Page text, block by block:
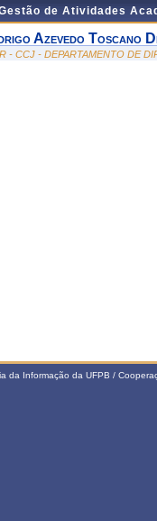
de Atividades
Azevedo Toscano
- CCJ - DEPARTAMENTO DE
da Informação da UFPB /